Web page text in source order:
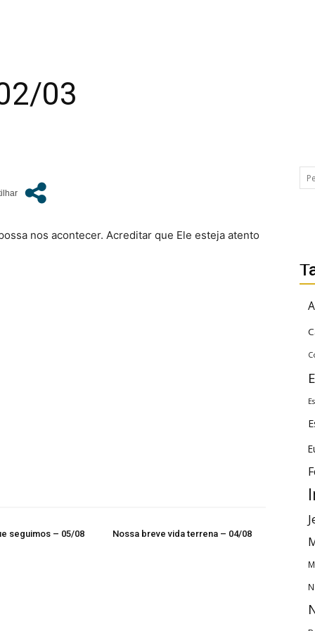
03
nos acontecer. Acreditar que Ele esteja atento
seguimos – 05/08 Nossa breve vida terrena – 04/08